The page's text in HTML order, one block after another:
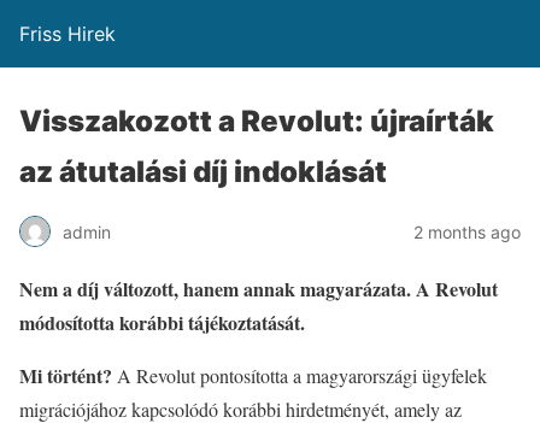
Friss Hirek
Visszakozott a Revolut: újraírták
az átutalási díj indoklását
admin 2 months ago
Nem a díj változott, hanem annak magyarázata. A Revolut
módosította korábbi tájékoztatását.
Mi történt? A Revolut pontosította a magyarországi ügyfelek
migrációjához kapcsolódó korábbi hirdetményét, amely az